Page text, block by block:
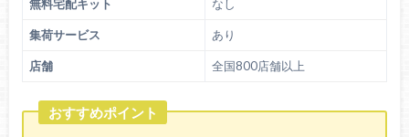
無料宅配キット なし
集荷サービス あり
店舗 全国800店舗以上
おすすめポイント